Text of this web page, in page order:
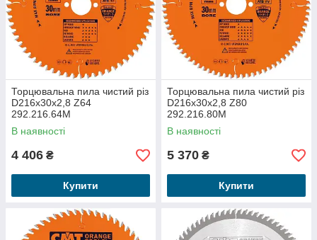
Торцювальна пила чистий різ
D216x30x2,8 Z64
292.216.64M
В наявності
4 406 ₴
Купити
Торцювальна пила чистий різ
D216x30x2,8 Z80
292.216.80M
В наявності
5 370 ₴
Купити